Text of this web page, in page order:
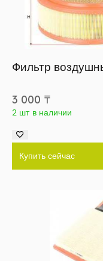
Фильтр
3 000 ₸
2 шт в наличии
Купить сейчас